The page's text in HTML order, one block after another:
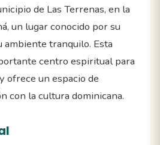
de Las Terrenas, en la
un lugar conocido por su
ambiente tranquilo. Esta
centro espiritual para
ofrece un espacio de
con la cultura dominicana.